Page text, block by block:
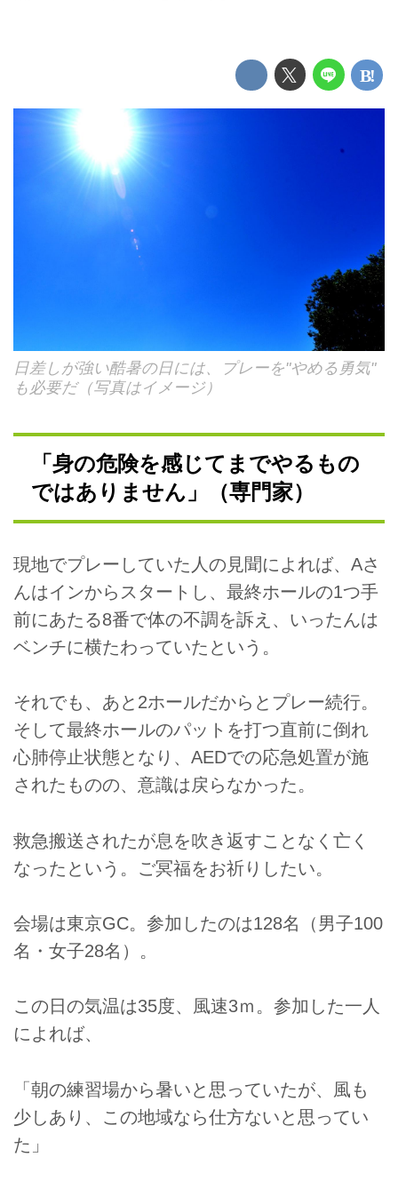
日差しが強い酷暑の日には、プレーを"やめる勇気"
も必要だ（写真はイメージ）
「身の危険を感じてまでやるもの
ではありません」（専門家）
現地でプレーしていた人の見聞によれば、Aさ
んはインからスタートし、最終ホールの1つ手
前にあたる8番で体の不調を訴え、いったんは
ベンチに横たわっていたという。
それでも、あと2ホールだからとプレー続行。
そして最終ホールのパットを打つ直前に倒れ
心肺停止状態となり、AEDでの応急処置が施
されたものの、意識は戻らなかった。
救急搬送されたが息を吹き返すことなく亡く
なったという。ご冥福をお祈りしたい。
会場は東京GC。参加したのは128名（男子100
名・女子28名）。
この日の気温は35度、風速3ｍ。参加した一人
によれば、
「朝の練習場から暑いと思っていたが、風も
少しあり、この地域なら仕方ないと思ってい
た」